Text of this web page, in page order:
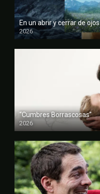
En un abrir y cerrar de ojos
2026
FULL HD
“Cumbres Borrascosas”
2026
FULL HD